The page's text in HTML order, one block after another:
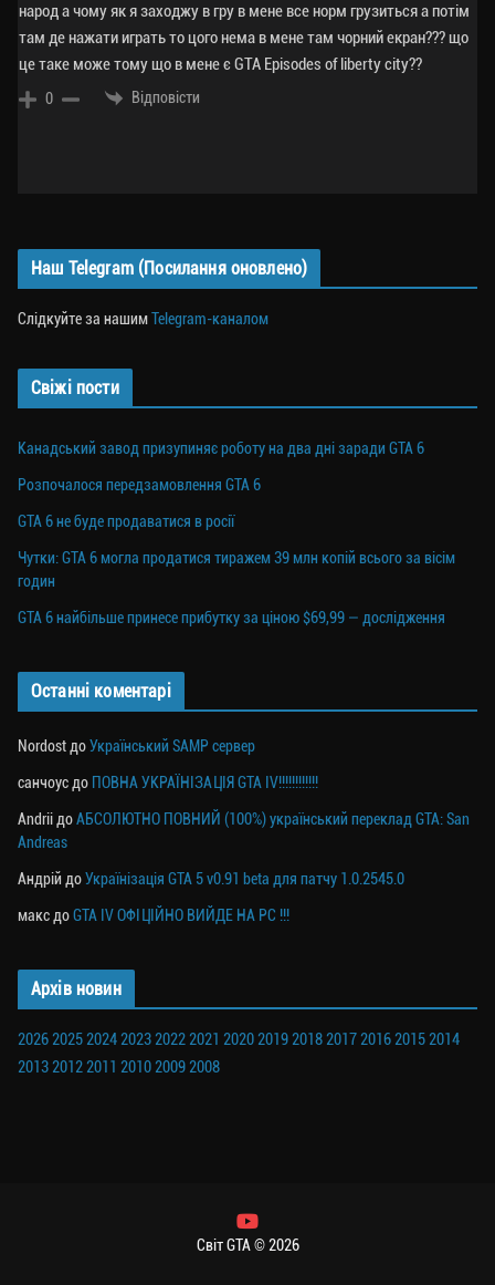
народ а чому як я заходжу в гру в мене все норм грузиться а потім
там де нажати играть то цого нема в мене там чорний екран??? що
це таке може тому що в мене є GTA Episodes of liberty city??
0 Відповісти
Наш Telegram (Посилання оновлено)
Слідкуйте за нашимTelegram-каналом
Свіжі пости
Канадський завод призупиняє роботу на два дні заради GTA 6
Розпочалося передзамовлення GTA 6
GTA 6 не буде продаватися в росії
Чутки: GTA 6 могла продатися тиражем 39 млн копій всього за вісім
годин
GTA 6 найбільше принесе прибутку за ціною $69,99 — дослідження
Останні коментарі
NordostдоУкраїнський SAMP сервер
санчоусдо ПОВНА УКРАЇНІЗАЦІЯ GTA IV!!!!!!!!!!!!
AndriiдоАБСОЛЮТНО ПОВНИЙ (100%) український переклад GTA: San
Andreas
Андрій доУкраїнізація GTA 5 v0.91 beta для патчу 1.0.2545.0
максдоGTA IV ОФІЦІЙНО ВИЙДЕ НА PC !!!
Архів новин
202620252024202320222021 2020201920182017201620152014
201320122011 201020092008
Світ GTA © 2026